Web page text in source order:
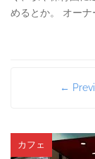
めるとか。 オーナ
の
ペ
←
カフェ